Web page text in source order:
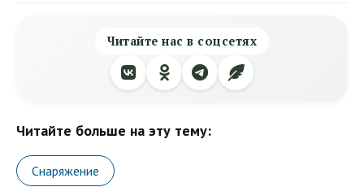
Читайте нас в соцсетях
Читайте больше на эту тему:
Снаряжение